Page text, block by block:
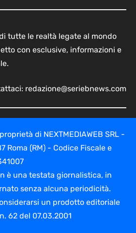
tutte le realtà legate al mondo
con esclusive, informazioni e
redazione@seriebnews.com
di NEXTMEDIAWEB SRL -
Roma (RM) - Codice Fiscale e
è una testata giornalistica, in
senza alcuna periodicità.
un prodotto editoriale
62 del 07.03.2001